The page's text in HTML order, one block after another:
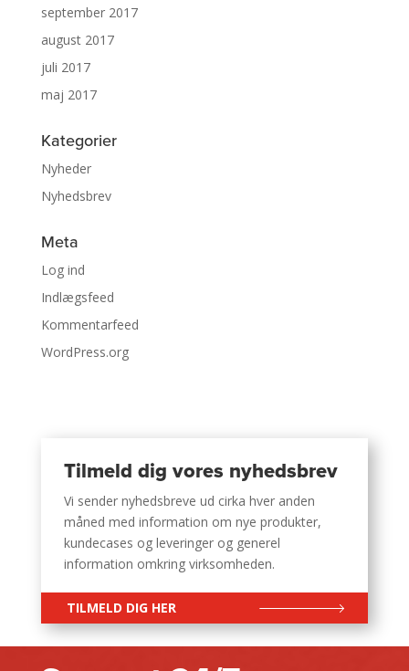
september 2017
august 2017
juli 2017
maj 2017
Kategorier
Nyheder
Nyhedsbrev
Meta
Log ind
Indlægsfeed
Kommentarfeed
WordPress.org
Tilmeld dig vores nyhedsbrev
Vi sender nyhedsbreve ud cirka hver anden
måned med information om nye produkter,
kundecases og leveringer og generel
information omkring virksomheden.
TILMELD DIG HER